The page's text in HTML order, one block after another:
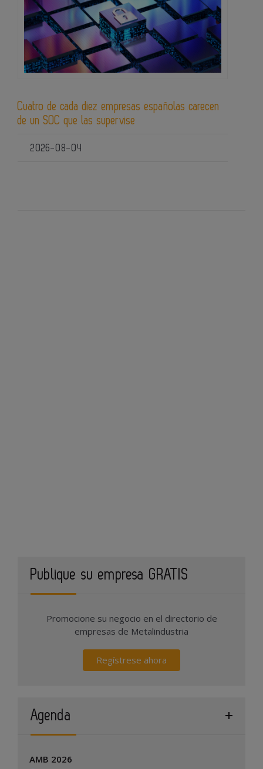
Cuatro de cada diez empresas españolas carecen
de un SOC que las supervise
2026-08-04
Publique su empresa GRATIS
Promocione su negocio en el directorio de
empresas de Metalindustria
Regístrese ahora
Agenda
AMB 2026